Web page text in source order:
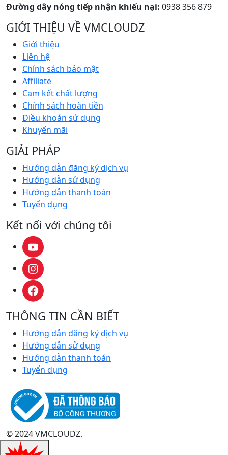
Đường dây nóng tiếp nhận khiếu nại: 0938 356 879
GIỚI THIỆU VỀ VMCLOUDZ
Giới thiệu
Liên hệ
Chính sách bảo mật
Affiliate
Cam kết chất lượng
Chính sách hoàn tiền
Điều khoản sử dụng
Khuyến mãi
GIẢI PHÁP
Hướng dẫn đăng ký dịch vụ
Hướng dẫn sử dụng
Hướng dẫn thanh toán
Tuyển dụng
Kết nối với chúng tôi
THÔNG TIN CẦN BIẾT
Hướng dẫn đăng ký dịch vụ
Hướng dẫn sử dụng
Hướng dẫn thanh toán
Tuyển dụng
© 2024 VMCLOUDZ.